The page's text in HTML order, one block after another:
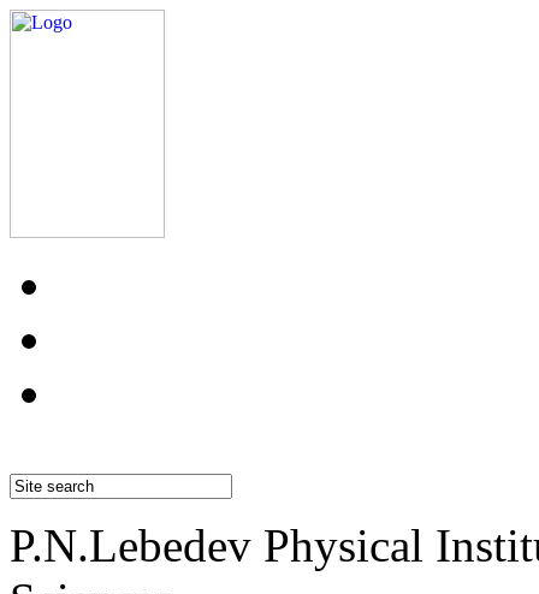
P.N.Lebedev Physical